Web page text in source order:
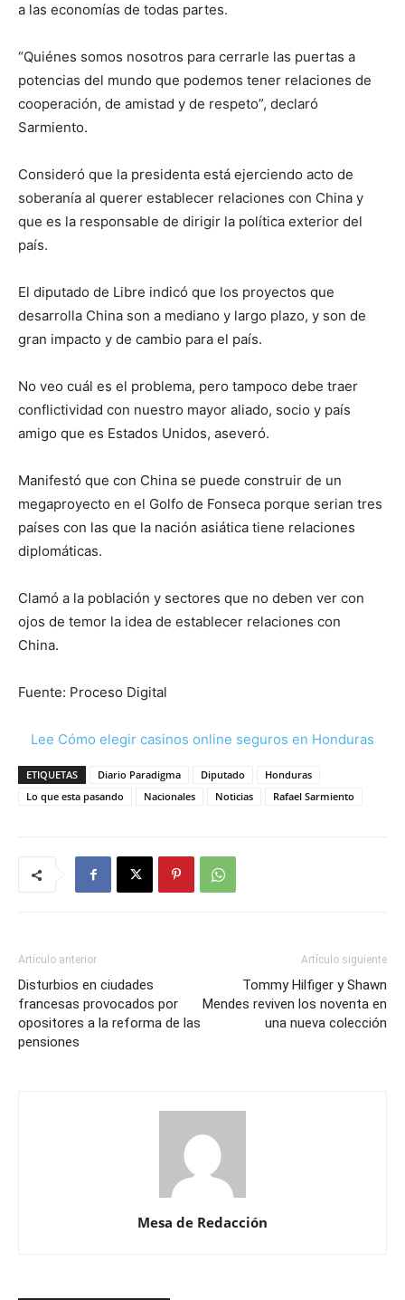
a las economías de todas partes.
“Quiénes somos nosotros para cerrarle las puertas a
potencias del mundo que podemos tener relaciones de
cooperación, de amistad y de respeto”, declaró
Sarmiento.
Consideró que la presidenta está ejerciendo acto de
soberanía al querer establecer relaciones con China y
que es la responsable de dirigir la política exterior del
país.
El diputado de Libre indicó que los proyectos que
desarrolla China son a mediano y largo plazo, y son de
gran impacto y de cambio para el país.
No veo cuál es el problema, pero tampoco debe traer
conflictividad con nuestro mayor aliado, socio y país
amigo que es Estados Unidos, aseveró.
Manifestó que con China se puede construir de un
megaproyecto en el Golfo de Fonseca porque serian tres
países con las que la nación asiática tiene relaciones
diplomáticas.
Clamó a la población y sectores que no deben ver con
ojos de temor la idea de establecer relaciones con
China.
Fuente: Proceso Digital
Lee Cómo elegir casinos online seguros en Honduras
ETIQUETAS Diario Paradigma Diputado
Honduras
Lo que esta pasando
Nacionales Noticias Rafael Sarmiento
Artículo anterior
Disturbios en ciudades
francesas provocados por
opositores a la reforma de las
pensiones
Artículo siguiente
Tommy Hilfiger y Shawn
Mendes reviven los noventa en
una nueva colección
Mesa de Redacción